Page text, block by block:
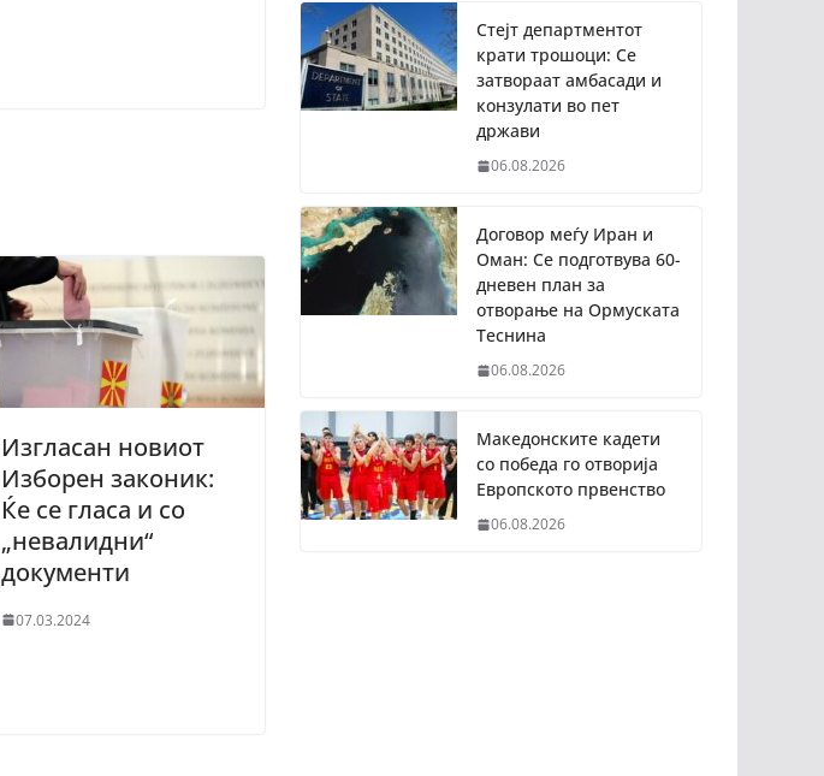
Изгласан новиот
Изборен законик:
Ќе се гласа и со
„невалидни“
документи
07.03.2024
Стејт департментот
крати трошоци: Се
затвораат амбасади и
конзулати во пет
држави
06.08.2026
Договор меѓу Иран и
Оман: Се подготвува 60-
дневен план за
отворање на Ормуската
Теснина
06.08.2026
Македонските кадети
со победа го отворија
Европското првенство
06.08.2026